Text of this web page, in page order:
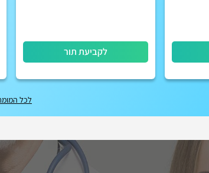
לקביעת תור
לכל